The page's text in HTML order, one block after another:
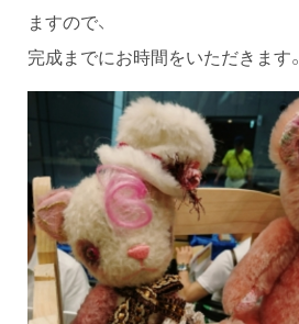
ますので、
完成までにお時間をいただきます。